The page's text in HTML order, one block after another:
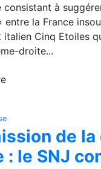
consistant à
entre la France
italien Cinq Etoiles
droite...
de
: le SNJ